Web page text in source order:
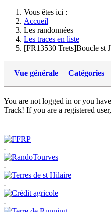
Vous êtes ici :
Accueil
Les randonnées
Les traces en liste
[FR13530 Trets]Boucle st
Vue générale Catégories
You are not logged in or you
Track! If you are a registered
-
-
-
-